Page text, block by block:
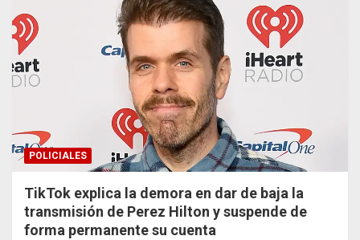
POLICIALES
TikTok explica la demora en dar de baja la
transmisión de Perez Hilton y suspende de
forma permanente su cuenta